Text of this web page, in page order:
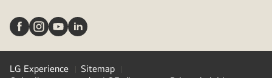
LG Experience
Sitemap